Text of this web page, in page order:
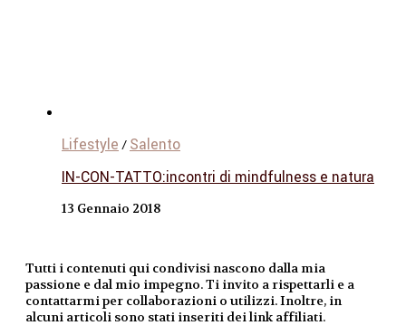
Lifestyle / Salento
IN-CON-TATTO:incontri di mindfulness e natura
13 Gennaio 2018
Tutti i contenuti qui condivisi nascono dalla mia
passione e dal mio impegno. Ti invito a rispettarli e a
contattarmi per collaborazioni o utilizzi. Inoltre, in
alcuni articoli sono stati inseriti dei link affiliati.